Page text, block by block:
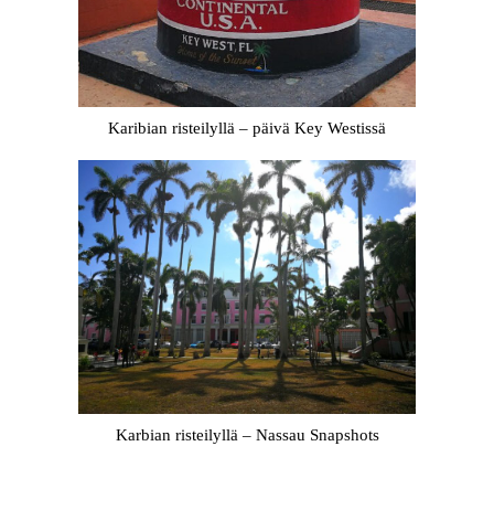
Karibian risteilyllä – päivä Key Westissä
Karbian risteilyllä – Nassau Snapshots